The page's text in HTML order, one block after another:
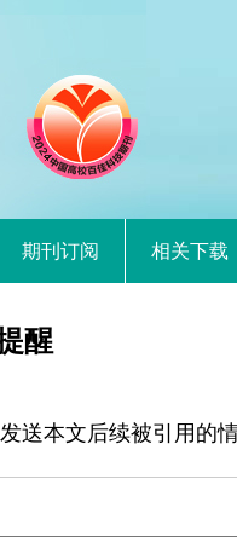
期刊订阅 相关下载
醒
送本文后续被引用的